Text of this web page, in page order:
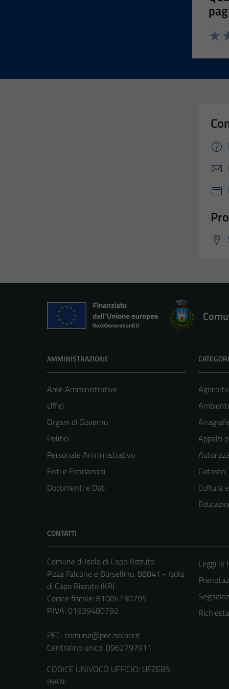
AMMINISTRAZIONE
Aree Amministrative
Uffici
Organi di Governo
Politici
Personale Amministrativo
Enti e Fondazioni
Documenti e Dati
Appalti
Cultura
CONTATTI
Comune di Isola di Capo Rizzuto
P.zza Falcone e Borsellino, 88841 - Isola
di Capo Rizzuto (KR)
Codice fiscale: 81004130795
P.IVA: 01939480792
PEC: comune@pec.isolacr.it
Centralino unico: 0962797911
CODICE UNIVOCO UFFICIO: UFZEB5
IBAN:
Leggi le